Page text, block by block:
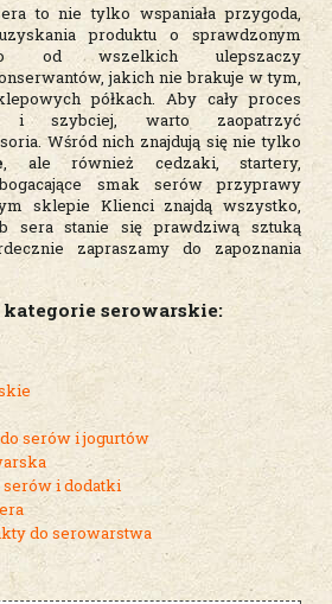
to nie tylko wspaniała przygoda,
produktu o sprawdzonym
od wszelkich ulepszaczy
jakich nie brakuje w tym,
półkach. Aby cały proces
i szybciej, warto zaopatrzyć
Wśród nich znajdują się nie tylko
, ale również cedzaki, startery,
smak serów przyprawy
sklepie Klienci znajdą wszystko,
sera stanie się prawdziwą sztuką
zapraszamy do zapoznania
kategorie serowarskie:
serów i jogurtów
i dodatki
do serowarstwa